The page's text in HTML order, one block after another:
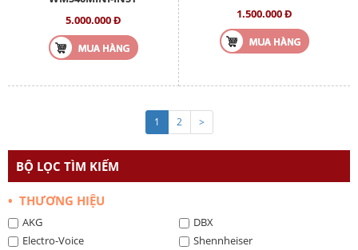
5.000.000 Đ
1.500.000 Đ
1 2 >
BỘ LỌC TÌM KIẾM
• THƯƠNG HIỆU
AKG
DBX
Electro-Voice
Shennheiser